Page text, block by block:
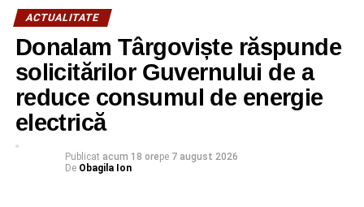
mai nou mijloc de comunicare al acelei epoci, pe care
l-a promovat cu viziune și curaj, precum și de
formarea spirituală a Sf. Voievod Neagoe Basarab,
ucenicul său cel mai cunoscut, model peste timp
pentru tineri și pentru cei chemați să conducă
societatea și țara.
Sărbătoarea Sf. Ier. Nifon, care se va desfășura în
zilele de 10 și 11 august 2026, va fi coordonată de
ACTUALITATE
Donalam Târgoviște răspunde
solicitărilor Guvernului de a
reduce consumul de energie
electrică
Publicat acum 18 orepe 7 august 2026
De Obagila Ion